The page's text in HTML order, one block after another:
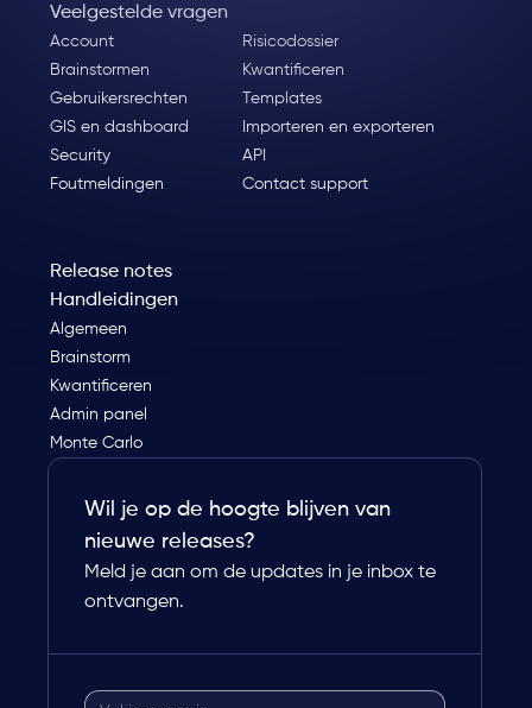
Veelgestelde vragen
Account
Risicodossier
Brainstormen
Kwantificeren
Gebruikersrechten
Templates
GIS en dashboard
Importeren en exporteren
Security
API
Foutmeldingen
Contact support
Release notes
Handleidingen
Algemeen
Brainstorm
Kwantificeren
Admin panel
Monte Carlo
Wil je op de hoogte blijven van
nieuwe releases?
Meld je aan om de updates in je inbox te
ontvangen.